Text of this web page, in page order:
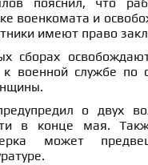
военкомата и
имеют право
сборах
к военной службе по
о двух
в конце мая.
может